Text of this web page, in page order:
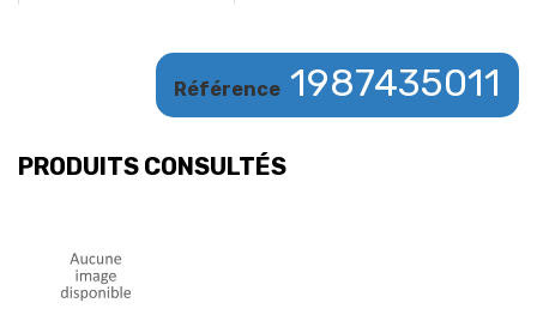
Référence 1987435011
PRODUITS CONSULTÉS